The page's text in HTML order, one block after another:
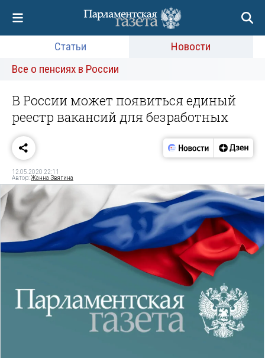
Статьи
Новости
Все о пенсиях в России
В России может появиться единый
реестр вакансий для безработных
12.05.2020 22:11
Автор:Жанна Звягина